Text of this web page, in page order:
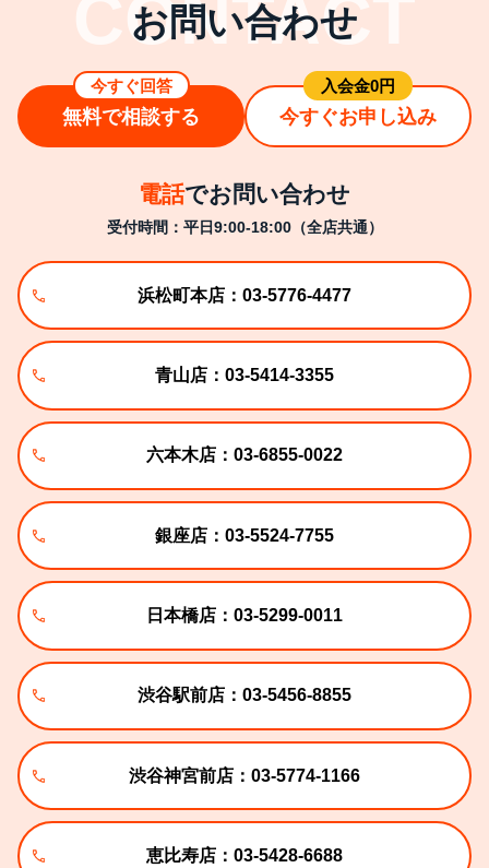
お問い合わせ
無料で相談する
今すぐ回答
今すぐお申し込み
⼊会⾦0円
電話でお問い合わせ
受付時間：平日9:00-18:00（全店共通）
浜松町本店：03-5776-4477
青山店：03-5414-3355
六本木店：03-6855-0022
銀座店：03-5524-7755
日本橋店：03-5299-0011
渋谷駅前店：03-5456-8855
渋谷神宮前店：03-5774-1166
恵比寿店：03-5428-6688